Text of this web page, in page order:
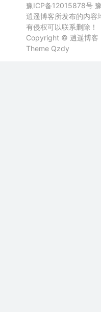
豫ICP备12015878号
逍遥博客所发布的内容
有侵权可以联系删除！
Copyright © 逍遥博客
Theme Qzdy